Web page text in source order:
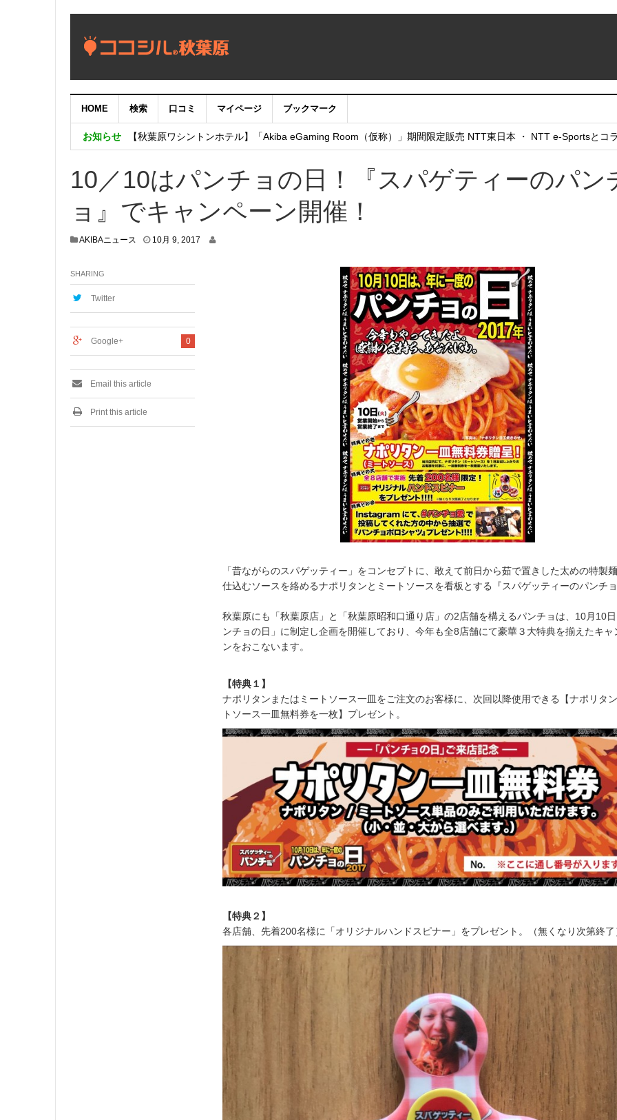
HOME 検索 口コミ マイページ ブックマーク
お知らせ
【重要：9月5日（火）22時】ココシル：アカウントサービス移行のお知らせ
【秋葉原ワシントンホテル】「Akiba eGaming Room（仮称）」期間限定販売 NTT東日本 ・ NTT e-Sportsとコ
10／10はパンチョの日！『スパゲティーのパン
ョ』でキャンペーン開催！
AKIBAニュース 10月 9, 2017
「昔ながらのスパゲッティー」をコンセプトに、敢えて前日から茹で置きした太めの特製
仕込むソースを絡めるナポリタンとミートソースを看板とする『スパゲッティーのパンチ
秋葉原にも「秋葉原店」と「秋葉原昭和口通り店」の2店舗を構えるパンチョは、10月10
ンチョの日」に制定し企画を開催しており、今年も全8店舗にて豪華３大特典を揃えたキャ
ンをおこないます。
【特典１】
ナポリタンまたはミートソース一皿をご注文のお客様に、次回以降使用できる【ナポリタ
トソース一皿無料券を一枚】プレゼント。
【特典２】
各店舗、先着200名様に「オリジナルハンドスピナー」をプレゼント。（無くなり次第終了
SHARING
Twitter
0
Google+
Email this article
Print this article